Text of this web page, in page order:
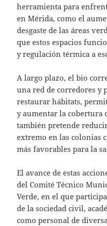
herramienta para
en Mérida, como el
desgaste de las áreas
que estos espacios
y regulación térmica a
A largo plazo, el bio
una red de corredores y
restaurar hábitats,
y aumentar la cobertura
también pretende
extremo en las colonias
más favorables para la
El avance de estas
del Comité Técnico
Verde, en el que
de la sociedad civil,
como personal de